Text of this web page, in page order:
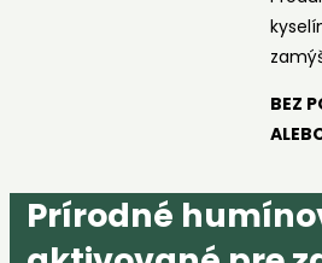
BEZ
Prírodné